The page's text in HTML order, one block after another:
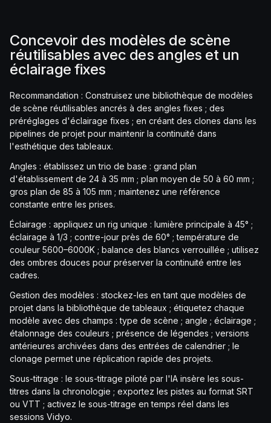
Concevoir des modèles de scène
réutilisables avec des angles et un
éclairage fixes
Recommandation : Construisez une bibliothèque de modèles
de scène réutilisables ancrés à des angles fixes ; des
préréglages d'éclairage fixes ; en créant des clones dans les
pipelines de projet pour maintenir la continuité dans
l'esthétique des tableaux.
Angles : établissez un trio de base : grand plan
d'établissement de 24 à 35 mm ; plan moyen de 50 à 60 mm ;
gros plan de 85 à 105 mm ; maintenez une référence
constante entre les prises.
Éclairage : appliquez un rig unique : lumière principale à 45° ;
éclairage à 1/3 ; contre-jour près de 60° ; température de
couleur 5600–6000K ; balance des blancs verrouillée ; utilisez
des ombres douces pour préserver la continuité entre les
cadres.
Gestion des modèles : stockez-les en tant que modèles de
projet dans la bibliothèque de tableaux ; étiquetez chaque
modèle avec des champs : type de scène ; angle ; éclairage ;
étalonnage des couleurs ; présence de légendes ; versions
antérieures archivées dans des entrées de calendrier ; le
clonage permet une réplication rapide des projets.
Sous-titrage : le sous-titrage piloté par l'IA insère les sous-
titres dans la chronologie ; exportez les pistes au format SRT
ou VTT ; activez le sous-titrage en temps réel dans les
sessions Vidyo.